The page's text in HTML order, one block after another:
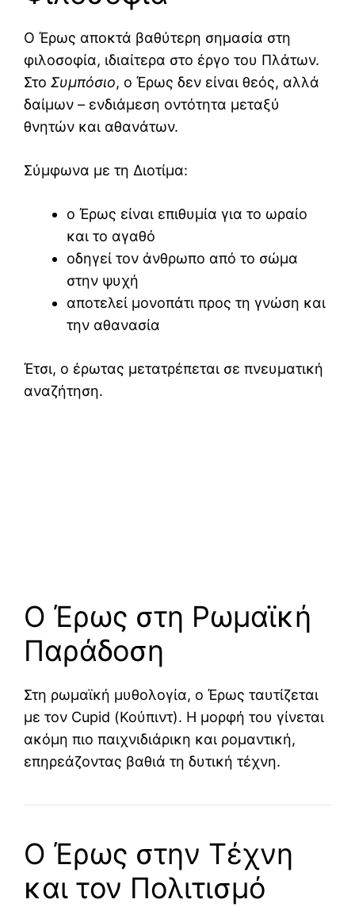
Ο Έρως αποκτά βαθύτερη σημασία στη
φιλοσοφία, ιδιαίτερα στο έργο του Πλάτων.
Στο Συμπόσιο, ο Έρως δεν είναι θεός, αλλά
δαίμων – ενδιάμεση οντότητα μεταξύ
θνητών και αθανάτων.
Σύμφωνα με τη Διοτίμα:
ο Έρως είναι επιθυμία για το ωραίο
και το αγαθό
οδηγεί τον άνθρωπο από το σώμα
στην ψυχή
αποτελεί μονοπάτι προς τη γνώση και
την αθανασία
Έτσι, ο έρωτας μετατρέπεται σε πνευματική
αναζήτηση.
Ο Έρως στη Ρωμαϊκή
Παράδοση
Στη ρωμαϊκή μυθολογία, ο Έρως ταυτίζεται
με τον Cupid (Κούπιντ). Η μορφή του γίνεται
ακόμη πιο παιχνιδιάρικη και ρομαντική,
επηρεάζοντας βαθιά τη δυτική τέχνη.
Ο Έρως στην Τέχνη
και τον Πολιτισμό